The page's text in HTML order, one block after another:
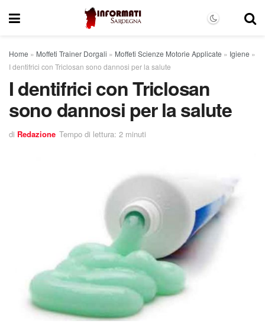
Home » Moffeti Trainer Dorgali » Moffeti Scienze Motorie Applicate » Igiene »
I dentifrici con Triclosan sono dannosi per la salute
I dentifrici con Triclosan
sono dannosi per la salute
di Redazione Tempo di lettura: 2 minuti